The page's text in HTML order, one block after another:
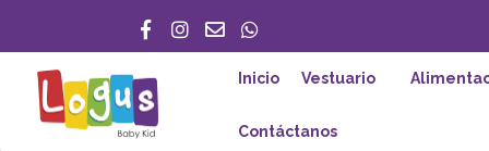
Inicio Vestuario
Contáctanos